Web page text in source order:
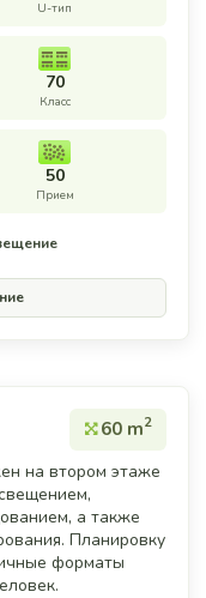
U-тип
70
Класс
50
Прием
60 m2
на втором этаже
а также
Планировку
форматы